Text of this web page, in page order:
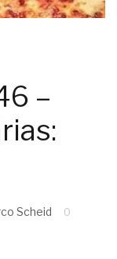
–
Scheid
0